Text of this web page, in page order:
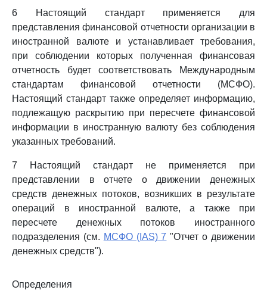
6 Настоящий стандарт применяется для
представления финансовой отчетности организации в
иностранной валюте и устанавливает требования,
при соблюдении которых полученная финансовая
отчетность будет соответствовать Международным
стандартам финансовой отчетности (МСФО).
Настоящий стандарт также определяет информацию,
подлежащую раскрытию при пересчете финансовой
информации в иностранную валюту без соблюдения
указанных требований.
7 Настоящий стандарт не применяется при
представлении в отчете о движении денежных
средств денежных потоков, возникших в результате
операций в иностранной валюте, а также при
пересчете денежных потоков иностранного
подразделения (см. МСФО (IAS) 7 "Отчет о движении
денежных средств").
Определения